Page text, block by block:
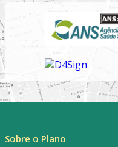
Sobre o Plano